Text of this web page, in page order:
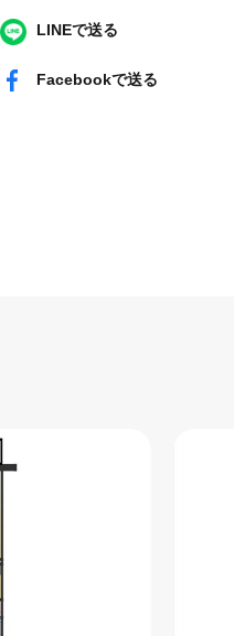
LINEで送る
Facebookで送る